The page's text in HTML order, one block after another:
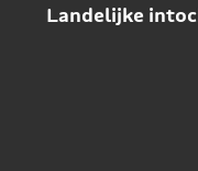
Landelijke